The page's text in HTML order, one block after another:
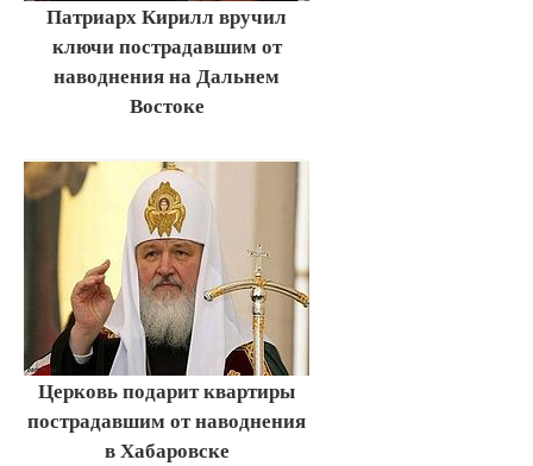
Патриарх Кирилл вручил
ключи пострадавшим от
наводнения на Дальнем
Востоке
Церковь подарит квартиры
пострадавшим от наводнения
в Хабаровске